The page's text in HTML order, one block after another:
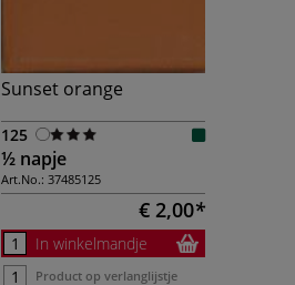
Sunset orange
125
½ napje
Art.No.: 37485125
€ 2,00
In winkelmandje
Product op verlanglijstje